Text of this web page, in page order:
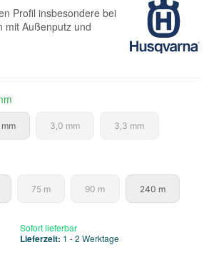
Profil insbesondere bei
mit Außenputz und
2,7 mm 3,0 mm3,0 mm 3,3 mm3,3 mm
m 75 m75 m 90 m90 m 240 m240 m
Sofort lieferbar
Lieferzeit: 1 - 2 Werktage